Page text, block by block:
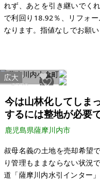
れず、あとを引き継いでく
で利回り18.92％、リフォ
なります。指値なしでお願いします。 家賃が毎
ます。10部屋中3部屋入
8分。周辺は最近も新築が建
必要です。駐車場10台分あ
です。
6770 33
広大
今は山林化してしま
するには整地が必要
鹿児島県薩摩川内市
叔母名義の土地を売却希望
り管理もままならない状況
道「薩摩川内水引インター